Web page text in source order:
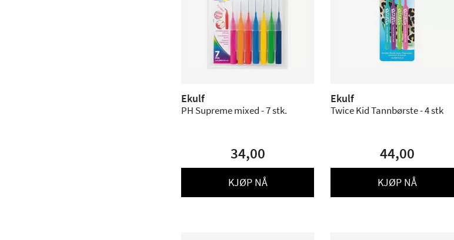
Ekulf
PH Supreme mixed - 7 stk.
34,00
KJØP NÅ
Ekulf
Twice Kid Tannbørste - 4 stk
44,00
KJØP NÅ